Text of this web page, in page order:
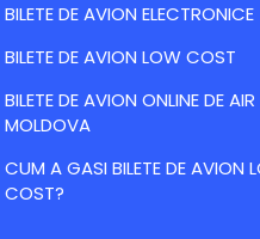
BILETE DE AVION ELECTRONICE
BILETE DE AVION LOW COST
BILETE DE AVION ONLINE DE AIR
MOLDOVA
CUM A GASI BILETE DE AVION
COST?